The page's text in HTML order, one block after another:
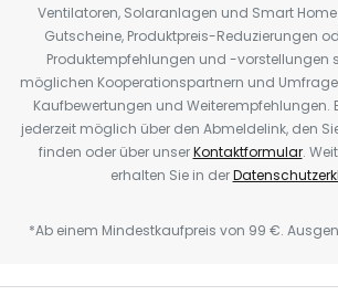
Ventilatoren, Solaranlagen und Smart
Gutscheine, Produktpreis-Reduzierungen
Produktempfehlungen und -vorstellungen
möglichen Kooperationspartnern und
Kaufbewertungen und Weiterempfehlungen.
jederzeit möglich über den Abmeldelink, den
finden oder über unserKontaktformular.
erhalten Sie in der
*Ab einem Mindestkaufpreis von 99 €.